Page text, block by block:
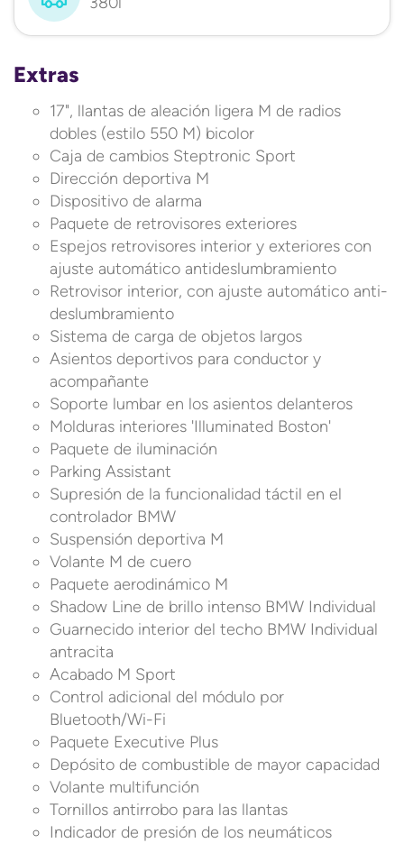
Extras
17", llantas de aleación ligera M de radios
dobles (estilo 550 M) bicolor
Caja de cambios Steptronic Sport
Dirección deportiva M
Dispositivo de alarma
Paquete de retrovisores exteriores
Espejos retrovisores interior y exteriores con
ajuste automático antideslumbramiento
Retrovisor interior, con ajuste automático anti-
deslumbramiento
Sistema de carga de objetos largos
Asientos deportivos para conductor y
acompañante
Soporte lumbar en los asientos delanteros
Molduras interiores 'Illuminated Boston'
Paquete de iluminación
Parking Assistant
Supresión de la funcionalidad táctil en el
controlador BMW
Suspensión deportiva M
Volante M de cuero
Paquete aerodinámico M
Shadow Line de brillo intenso BMW Individual
Guarnecido interior del techo BMW Individual
antracita
Acabado M Sport
Control adicional del módulo por
Bluetooth/Wi-Fi
Paquete Executive Plus
Depósito de combustible de mayor capacidad
Volante multifunción
Tornillos antirrobo para las llantas
Indicador de presión de los neumáticos